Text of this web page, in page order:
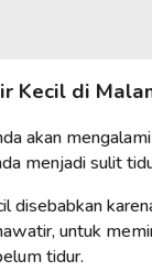
Kecil di
akan
menjadi sulit
disebabkan
untuk
tidur.